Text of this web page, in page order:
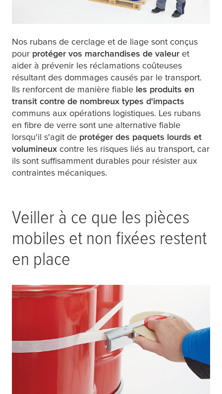
Nos rubans de cerclage et de liage sont conçus
pour protéger vos marchandises de valeur et
aider à prévenir les réclamations coûteuses
résultant des dommages causés par le transport.
Ils renforcent de manière fiable les produits en
transit contre de nombreux types d'impacts
communs aux opérations logistiques. Les rubans
en fibre de verre sont une alternative fiable
lorsqu'il s'agit de protéger des paquets lourds et
volumineux contre les risques liés au transport, car
ils sont suffisamment durables pour résister aux
contraintes mécaniques.
Veiller à ce que les pièces
mobiles et non fixées restent
en place